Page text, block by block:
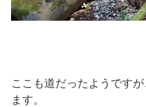
ここも道だったようです
ます。